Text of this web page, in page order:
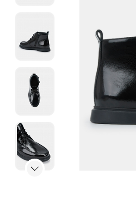
Адреса магазинов